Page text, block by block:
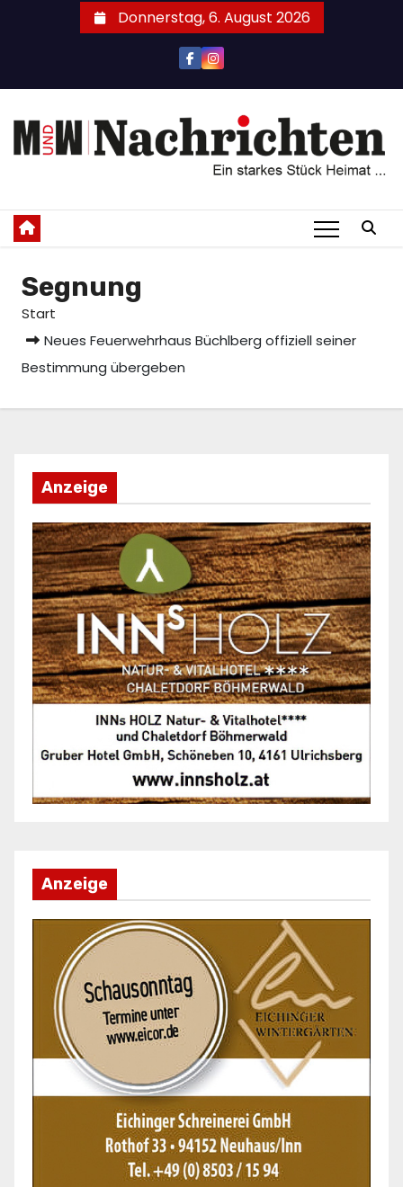
Donnerstag, 6. August 2026
Segnung
Start
Neues Feuerwehrhaus Büchlberg offiziell seiner
Bestimmung übergeben
Anzeige
Anzeige